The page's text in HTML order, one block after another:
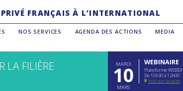
PRIVÉ FRANÇAIS À L’INTERNATIONAL
NOS SERVICES AGENDA DES ACTIONS MEDIA
LA FILIÈRE
MARDI
10
MARS
WEBINAIRE
Plateforme WEBEX
De 10h30 à 12h00
Voir sur la carte